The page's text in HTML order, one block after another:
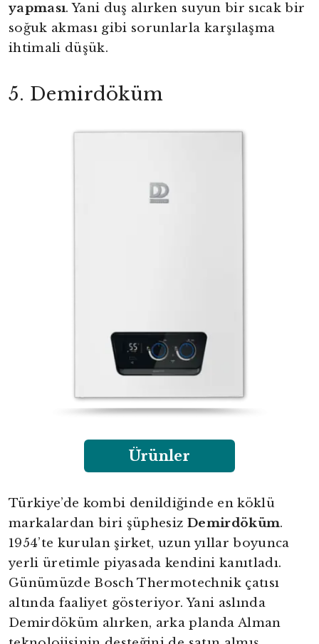
yapması. Yani duş alırken suyun bir sıcak bir
soğuk akması gibi sorunlarla karşılaşma
ihtimali düşük.
5. Demirdöküm
Ürünler
Türkiye’de kombi denildiğinde en köklü
markalardan biri şüphesiz Demirdöküm.
1954’te kurulan şirket, uzun yıllar boyunca
yerli üretimle piyasada kendini kanıtladı.
Günümüzde Bosch Thermotechnik çatısı
altında faaliyet gösteriyor. Yani aslında
Demirdöküm alırken, arka planda Alman